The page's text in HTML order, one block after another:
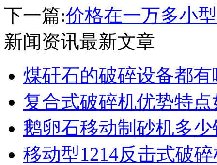
下一篇:价格在一万多小
新闻资讯最新文章
煤矸石的破碎设备都
复合式破碎机优势特
鹅卵石移动制砂机多
移动型1214反击式破